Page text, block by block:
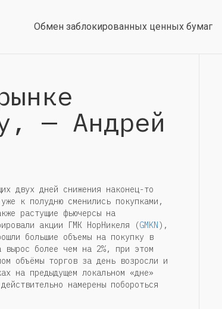
Обмен заблокированных ценных бумаг
— Андрей
двух дней снижения наконец-то
к полудню сменились покупками,
растущие фьючерсы на
акции ГМК НорНикеля (GMKN),
большие объемы на покупку в
вырос более чем на 2%, при этом
объёмы торгов за день возросли и
на предыдущем локальном «дне»
намерены побороться